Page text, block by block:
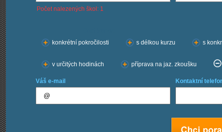
Počet nalezených škol: 1
konkrétní pokročilosti
s délkou kurzu s
v určitých hodinách příprava na jaz. zkoušku
Váš e-mail Kontaktní